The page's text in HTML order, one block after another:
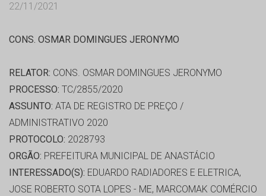
22/11/2021
CONS. OSMAR DOMINGUES JERONYMO
RELATOR: CONS. OSMAR DOMINGUES JERONYMO
PROCESSO: TC/2855/2020
ASSUNTO: ATA DE REGISTRO DE PREÇO /
ADMINISTRATIVO 2020
PROTOCOLO: 2028793
ORGÃO: PREFEITURA MUNICIPAL DE ANASTÁCIO
INTERESSADO(S): EDUARDO RADIADORES E ELETRICA,
JOSE ROBERTO SOTA LOPES - ME, MARCOMAK COMÉRCIO